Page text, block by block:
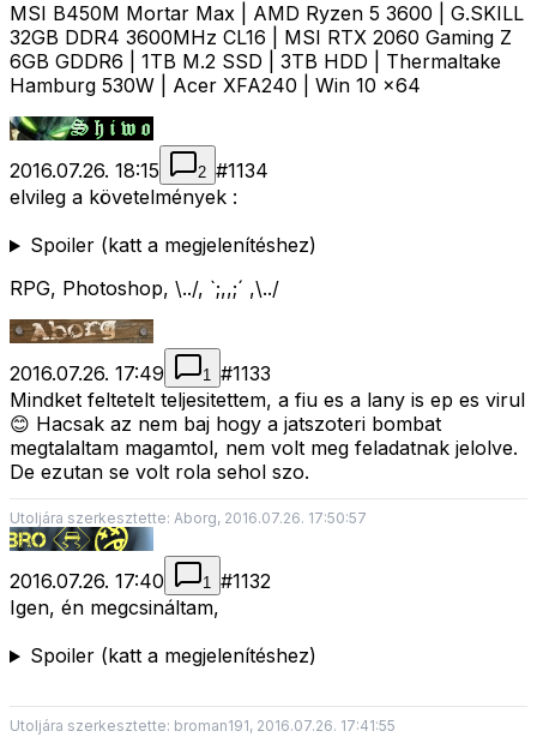
MSI B450M Mortar Max | AMD Ryzen 5 3600 | G.SKILL
32GB DDR4 3600MHz CL16 | MSI RTX 2060 Gaming Z
6GB GDDR6 | 1TB M.2 SSD | 3TB HDD | Thermaltake
Hamburg 530W | Acer XFA240 | Win 10 x64
2016.07.26. 18:15 2 #1134
elvileg a követelmények :
Spoiler (katt a megjelenítéshez)
RPG, Photoshop, \../, `;,,;´ ,\../
2016.07.26. 17:49 1 #1133
Mindket feltetelt teljesitettem, a fiu es a lany is ep es virul
😊 Hacsak az nem baj hogy a jatszoteri bombat
megtalaltam magamtol, nem volt meg feladatnak jelolve.
De ezutan se volt rola sehol szo.
Utoljára szerkesztette: Aborg, 2016.07.26. 17:50:57
2016.07.26. 17:40 1 #1132
Igen, én megcsináltam,
Spoiler (katt a megjelenítéshez)
Utoljára szerkesztette: broman191, 2016.07.26. 17:41:55